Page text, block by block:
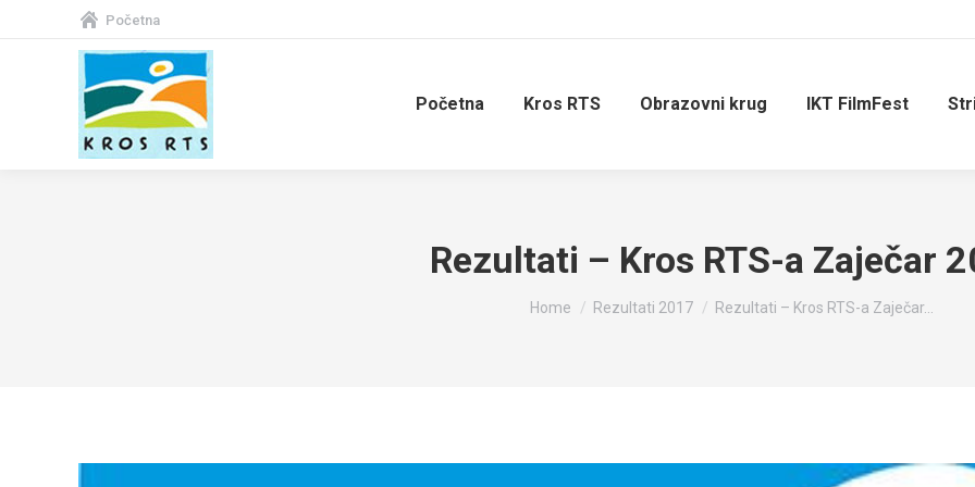
Početna
Početna Kros RTS Obrazovni krug IKT FilmFest
Rezultati – Kros RTS-a Zaječar
You are here:
Home Rezultati 2017 Rezultati – Kros RTS-a Zaječar…